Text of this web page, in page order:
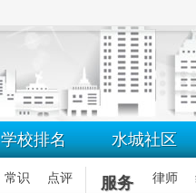
学校排名 水城社区
常识
点评
服务 律师